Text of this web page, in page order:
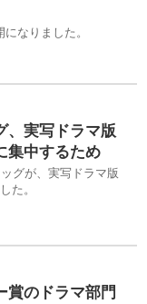
なりました。
、実写ドラマ版
集中するため
グが、実写ドラマ版
た。
賞のドラマ部門